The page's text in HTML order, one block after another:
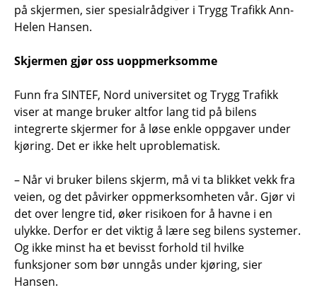
på skjermen, sier spesialrådgiver i Trygg Trafikk Ann-
Helen Hansen.
Skjermen gjør oss uoppmerksomme
Funn fra SINTEF, Nord universitet og Trygg Trafikk
viser at mange bruker altfor lang tid på bilens
integrerte skjermer for å løse enkle oppgaver under
kjøring. Det er ikke helt uproblematisk.
– Når vi bruker bilens skjerm, må vi ta blikket vekk fra
veien, og det påvirker oppmerksomheten vår. Gjør vi
det over lengre tid, øker risikoen for å havne i en
ulykke. Derfor er det viktig å lære seg bilens systemer.
Og ikke minst ha et bevisst forhold til hvilke
funksjoner som bør unngås under kjøring, sier
Hansen.